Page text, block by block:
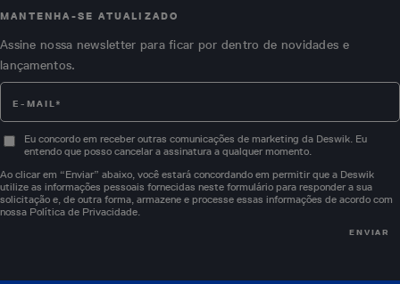
MANTENHA-SE ATUALIZADO
Assine nossa newsletter para ficar por dentro de novidades e
lançamentos.
Eu concordo em receber outras comunicações de marketing da Deswik. Eu
entendo que posso cancelar a assinatura a qualquer momento.
Ao clicar em “Enviar” abaixo, você estará concordando em permitir que a Deswik
utilize as informações pessoais fornecidas neste formulário para responder a sua
solicitação e, de outra forma, armazene e processe essas informações de acordo com
nossa Política de Privacidade.